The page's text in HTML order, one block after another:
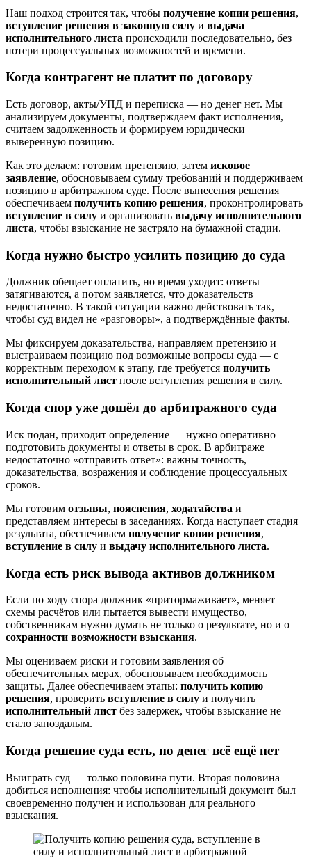
Наш подход строится так, чтобы получение копии решения,
вступление решения в законную силу и выдача
исполнительного листа происходили последовательно, без
потери процессуальных возможностей и времени.
Когда контрагент не платит по договору
Есть договор, акты/УПД и переписка — но денег нет. Мы
анализируем документы, подтверждаем факт исполнения,
считаем задолженность и формируем юридически
выверенную позицию.
Как это делаем: готовим претензию, затем исковое
заявление, обосновываем сумму требований и поддерживаем
позицию в арбитражном суде. После вынесения решения
обеспечиваем получить копию решения, проконтролировать
вступление в силу и организовать выдачу исполнительного
листа, чтобы взыскание не застряло на бумажной стадии.
Когда нужно быстро усилить позицию до суда
Должник обещает оплатить, но время уходит: ответы
затягиваются, а потом заявляется, что доказательств
недостаточно. В такой ситуации важно действовать так,
чтобы суд видел не «разговоры», а подтверждённые факты.
Мы фиксируем доказательства, направляем претензию и
выстраиваем позицию под возможные вопросы суда — с
корректным переходом к этапу, где требуется получить
исполнительный лист после вступления решения в силу.
Когда спор уже дошёл до арбитражного суда
Иск подан, приходит определение — нужно оперативно
подготовить документы и ответы в срок. В арбитраже
недостаточно «отправить ответ»: важны точность,
доказательства, возражения и соблюдение процессуальных
сроков.
Мы готовим отзывы, пояснения, ходатайства и
представляем интересы в заседаниях. Когда наступает стадия
результата, обеспечиваем получение копии решения,
вступление в силу и выдачу исполнительного листа.
Когда есть риск вывода активов должником
Если по ходу спора должник «притормаживает», меняет
схемы расчётов или пытается вывести имущество,
собственникам нужно думать не только о результате, но и о
сохранности возможности взыскания.
Мы оцениваем риски и готовим заявления об
обеспечительных мерах, обосновываем необходимость
защиты. Далее обеспечиваем этапы: получить копию
решения, проверить вступление в силу и получить
исполнительный лист без задержек, чтобы взыскание не
стало запоздалым.
Когда решение суда есть, но денег всё ещё нет
Выиграть суд — только половина пути. Вторая половина —
добиться исполнения: чтобы исполнительный документ был
своевременно получен и использован для реального
взыскания.